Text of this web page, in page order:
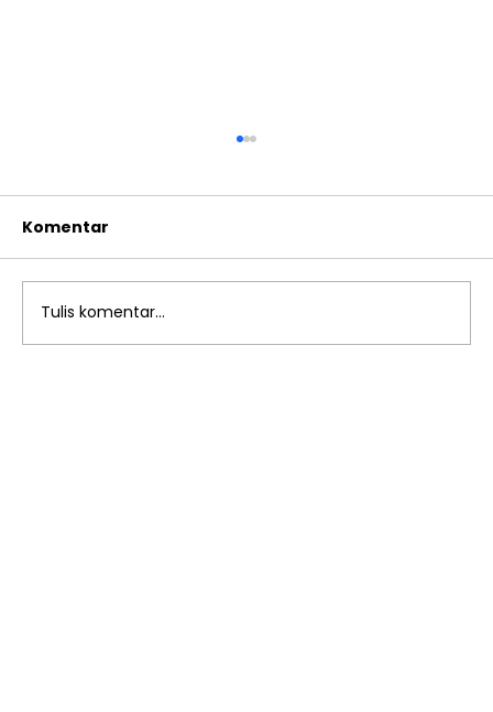
Komentar
Tulis komentar...